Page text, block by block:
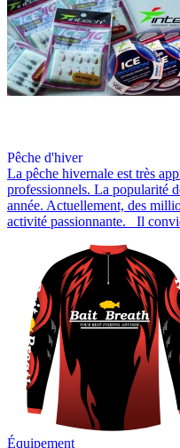
Pêche d'hiver
La pêche hivernale est très
professionnels. La popularité
année. Actuellement, des
activité passionnante. Il
Équipement